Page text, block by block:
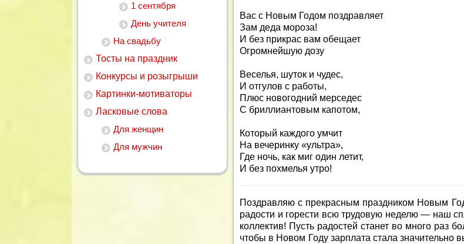
1 сентября
День учителя
На свадьбу
Тосты на праздник
Конкурсы и розыгрыши
Картинки-мотиваторы
Ласковые слова
Для женщин
Для мужчин
Вас с Новым Годом поздравляет
Зам деда мороза!
И без прикрас вам обещает
Огромнейшую дозу
Веселья, шуток и чудес,
И отгулов с работы,
Плюс новогодний мерседес
С бриллиантовым капотом,
Который каждого умчит
На вечеринку «ультра»,
Где ночь, как миг один летит,
И без похмелья утро!
Поздравляю с прекрасным праздником Новым
радости и горести всю трудовую неделю — наш
коллектив! Пусть радостей станет во много раз
чтобы в Новом Году зарплата стала значительно